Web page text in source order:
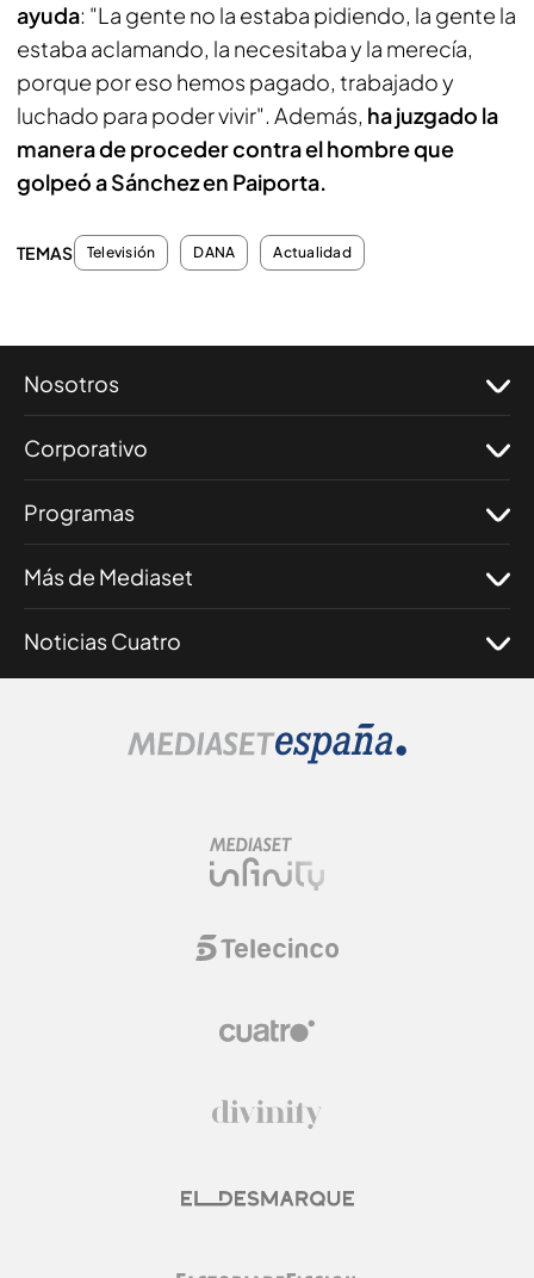
ayuda: "La gente no la estaba pidiendo, la gente la
estaba aclamando, la necesitaba y la merecía,
porque por eso hemos pagado, trabajado y
luchado para poder vivir". Además, ha juzgado la
manera de proceder contra el hombre que
golpeó a Sánchez en Paiporta.
TEMAS Televisión DANA Actualidad
Nosotros
Corporativo
Programas
Más de Mediaset
Noticias Cuatro